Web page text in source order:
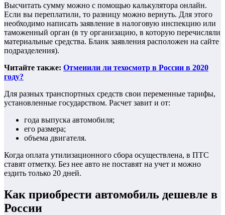
Высчитать сумму можно с помощью калькулятора онлайн.
Если вы переплатили, то разницу можно вернуть. Для этого
необходимо написать заявление в налоговую инспекцию или
таможенный орган (в ту организацию, в которую перечисляли
материальные средства. Бланк заявления расположен на сайте
подразделения).
Читайте также: Отменили ли техосмотр в России в 2020
году?
Для разных транспортных средств свои переменные тарифы,
установленные государством. Расчет завит и от:
года выпуска автомобиля;
его размера;
объема двигателя.
Когда оплата утилизационного сбора осуществлена, в ПТС
ставят отметку. Без нее авто не поставят на учет и можно
ездить только 20 дней.
Как приобрести автомобиль дешевле в
России